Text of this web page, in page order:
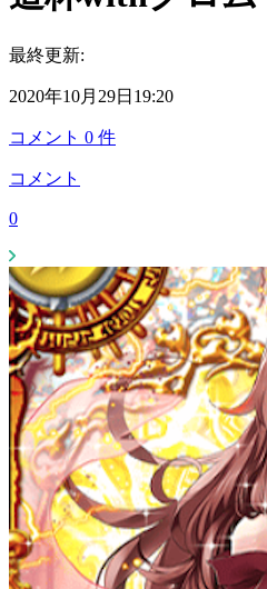
最終更新:
2020年10月29日19:20
コメント 0 件
コメント
0